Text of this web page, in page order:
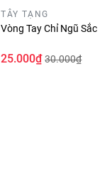
TÂY TẠNG
Vòng Tay Chỉ Ngũ Sắc
25.000₫ 30.000₫